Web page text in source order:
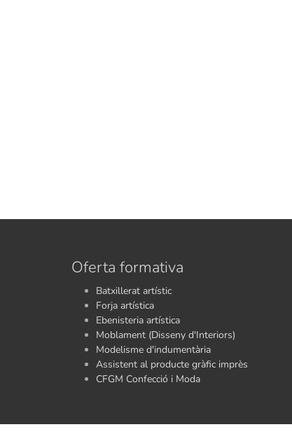
Oferta formativa
Batxillerat artístic
Forja artística
Ebenisteria artística
Moblament (Disseny d'Interiors)
Modelisme d'indumentària
Assistent al producte gràfic imprès
CFGM Confecció i Moda